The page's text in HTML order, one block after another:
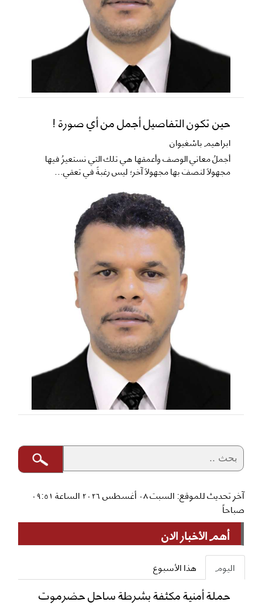
حين تكون التفاصيل أجمل من أي صورة !
ابراهيم باشغيوان
​أجملُ معاني الوصف وأعمقها هي تلك التي نستعيرُ فيها
مجهولاً لنصفَ بها مجهولاً آخر؛ ليس رغبةً في تعقي...
آخر تحديث للموقع: السبت ٠٨ أغسطس ٢٠٢٦ الساعة ٠٩:٥١
صباحاً
أهم الأخبار الان
اليوم هذا الأسبوع
حملة أمنية مكثفة بشرطة ساحل حضرموت